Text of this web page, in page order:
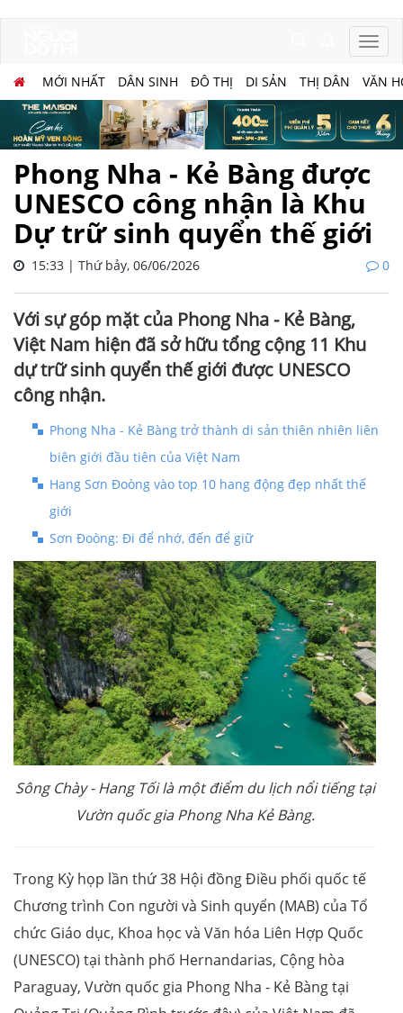
MỚI NHẤT DÂN SINH ĐÔ THỊ DI SẢN THỊ DÂN VĂN
Phong Nha - Kẻ Bàng được
UNESCO công nhận là Khu
Dự trữ sinh quyển thế giới
15:33 | Thứ bảy, 06/06/2026 0
Với sự góp mặt của Phong Nha - Kẻ Bàng,
Việt Nam hiện đã sở hữu tổng cộng 11 Khu
dự trữ sinh quyển thế giới được UNESCO
công nhận.
Phong Nha - Kẻ Bàng trở thành di sản thiên nhiên liên
biên giới đầu tiên của Việt Nam
Hang Sơn Đoòng vào top 10 hang động đẹp nhất thế
giới
Sơn Đoòng: Đi để nhớ, đến để giữ
Sông Chày - Hang Tối là một điểm du lịch nổi tiếng tại
Vườn quốc gia Phong Nha Kẻ Bàng.
Trong Kỳ họp lần thứ 38 Hội đồng Điều phối quốc tế
Chương trình Con người và Sinh quyển (MAB) của Tổ
chức Giáo dục, Khoa học và Văn hóa Liên Hợp Quốc
(UNESCO) tại thành phố Hernandarias, Cộng hòa
Paraguay, Vườn quốc gia Phong Nha - Kẻ Bàng tại